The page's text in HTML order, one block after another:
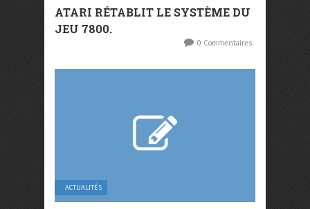
ATARI RÉTABLIT LE SYSTÈME DU
JEU 7800.
0 Commentaires
ACTUALITÉS